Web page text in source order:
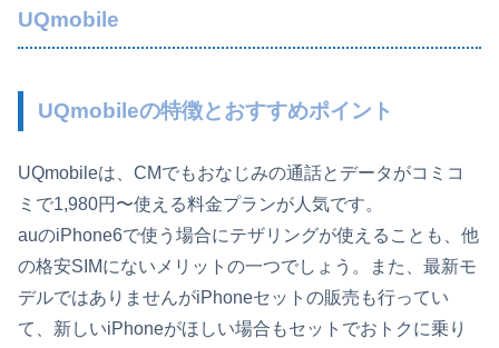
UQmobile
UQmobileの特徴とおすすめポイント
UQmobileは、CMでもおなじみの通話とデータがコミコ
ミで1,980円〜使える料金プランが人気です。
auのiPhone6で使う場合にテザリングが使えることも、他
の格安SIMにないメリットの一つでしょう。また、最新モ
デルではありませんがiPhoneセットの販売も行ってい
て、新しいiPhoneがほしい場合もセットでおトクに乗り